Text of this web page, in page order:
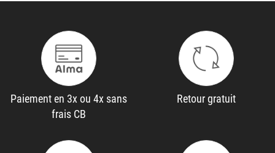
Paiement en 3x ou 4x sans
frais CB
Retour gratuit